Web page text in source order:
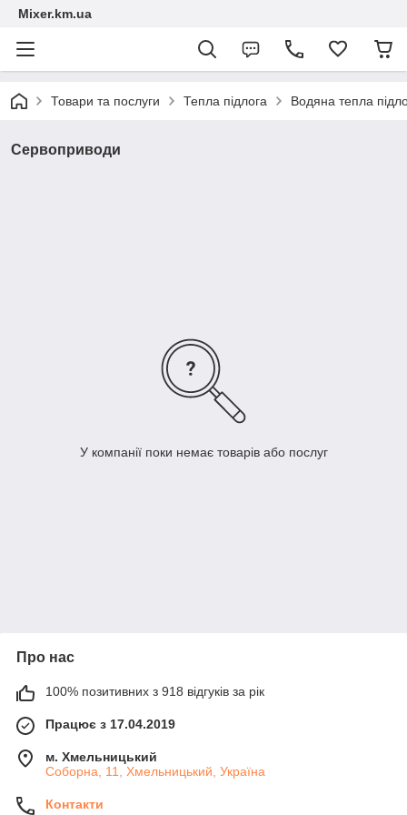
Mixer.km.ua
Товари та послуги Тепла підлога Водяна тепла
Сервоприводи
У компанії поки немає товарів або послуг
Про нас
100% позитивних з 918 відгуків за рік
Працює з 17.04.2019
м. Хмельницький
Соборна, 11, Хмельницький, Україна
Контакти